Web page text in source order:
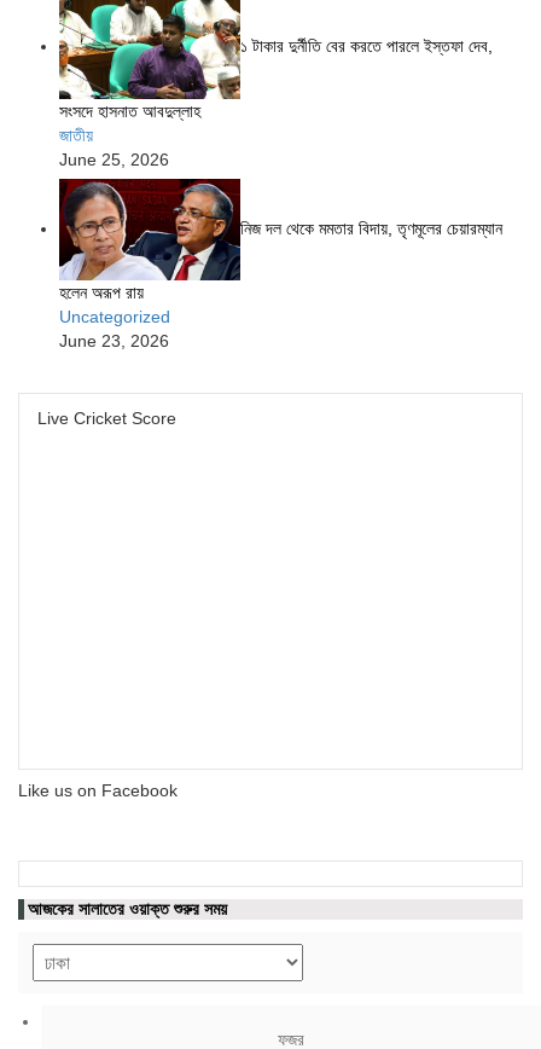
১ টাকার দুর্নীতি বের করতে পারলে ইস্তফা দেব,
সংসদে হাসনাত আবদুল্লাহ
জাতীয়
June 25, 2026
নিজ দল থেকে মমতার বিদায়, তৃণমূলের চেয়ারম্যান
হলেন অরূপ রায়
Uncategorized
June 23, 2026
Live Cricket Score
Like us on Facebook
আজকের সালাতের ওয়াক্ত শুরুর সময়
ফজর